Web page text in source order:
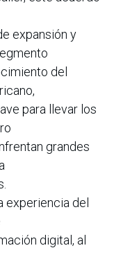
expansión y
del
para llevar los
grandes
experiencia del
digital, al